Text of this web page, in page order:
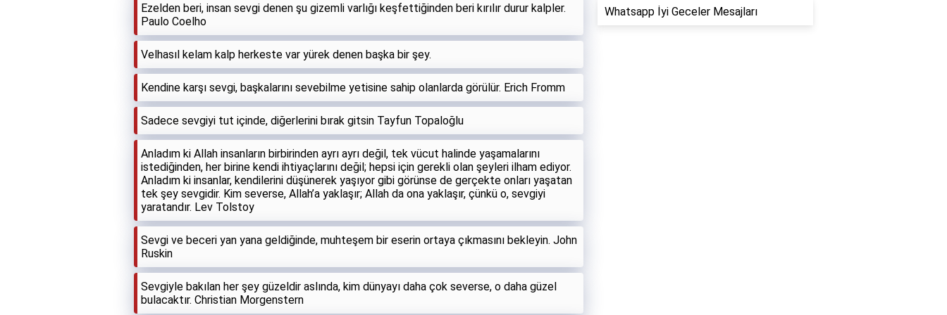
Ezelden beri, insan sevgi denen şu gizemli varlığı keşfettiğinden beri kırılır durur kalpler.
Paulo Coelho
Velhasıl kelam kalp herkeste var yürek denen başka bir şey.
Kendine karşı sevgi, başkalarını sevebilme yetisine sahip olanlarda görülür. Erich Fromm
Sadece sevgiyi tut içinde, diğerlerini bırak gitsin Tayfun Topaloğlu
Anladım ki Allah insanların birbirinden ayrı ayrı değil, tek vücut halinde yaşamalarını
istediğinden, her birine kendi ihtiyaçlarını değil; hepsi için gerekli olan şeyleri ilham ediyor.
Anladım ki insanlar, kendilerini düşünerek yaşıyor gibi görünse de gerçekte onları yaşatan
tek şey sevgidir. Kim severse, Allah’a yaklaşır; Allah da ona yaklaşır, çünkü o, sevgiyi
yaratandır. Lev Tolstoy
Sevgi ve beceri yan yana geldiğinde, muhteşem bir eserin ortaya çıkmasını bekleyin. John
Ruskin
Sevgiyle bakılan her şey güzeldir aslında, kim dünyayı daha çok severse, o daha güzel
bulacaktır. Christian Morgenstern
Whatsapp İyi Geceler Mesajları